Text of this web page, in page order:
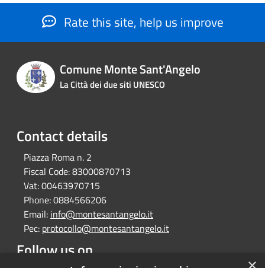
Rate this site, help us improve
Comune Monte Sant'Angelo
La Città dei due siti UNESCO
Contact details
Piazza Roma n. 2
Fiscal Code:83000870713
Vat:00463970715
Phone:0884566206
Email: info@montesantangelo.it
Pec: protocollo@montesantangelo.it
Follow us on